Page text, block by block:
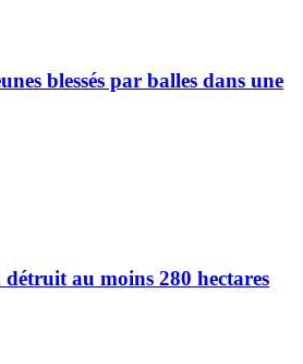
blessés par balles dans une
au moins 280 hectares